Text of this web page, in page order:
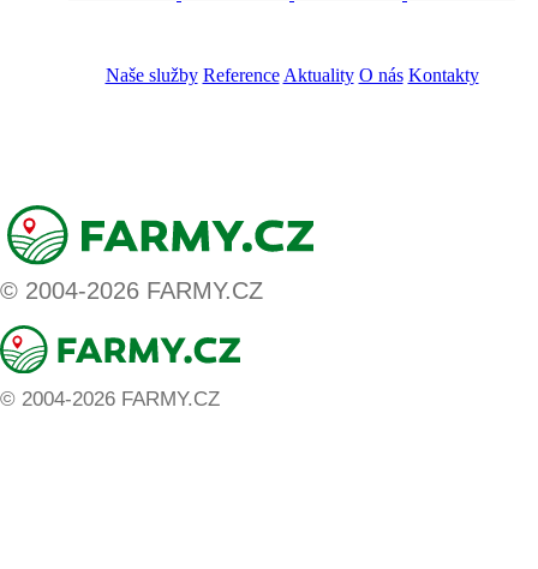
Naše služby Reference Aktuality O nás Kontakty
© 2004-2026 FARMY.CZ
© 2004-2026 FARMY.CZ